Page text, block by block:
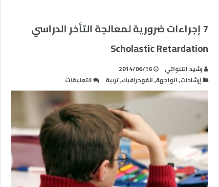
7 إجراءات ضرورية لمعالجة التأخر الدراسي
Scholastic Retardation
رشيد التلواتي
2014/06/16
إرشادات,الواجهة,انفوجرافيك,تربية التعليقات
7
إجراءات
ضرورية
لمعالجة
التأخر
Scholastic
Retardation
مغلقة